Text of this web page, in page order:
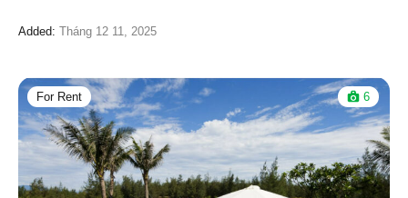
Added: Tháng 12 11, 2025
For Rent 6